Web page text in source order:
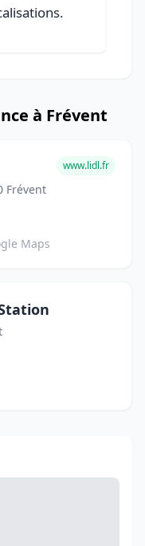
à Frévent
Frévent
www.lidl.fr
Maps